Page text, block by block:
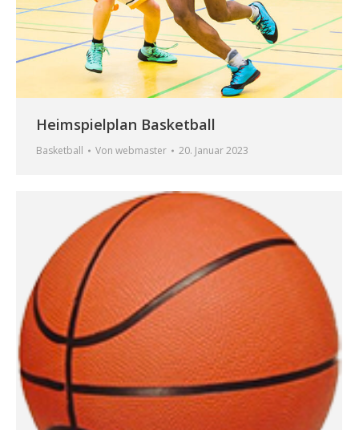
Heimspielplan Basketball
Basketball Von webmaster 20. Januar 2023